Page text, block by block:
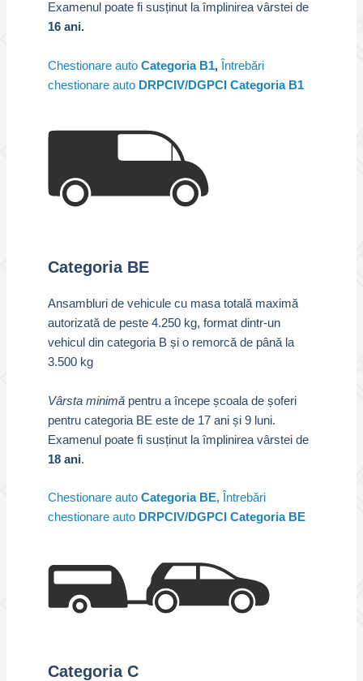
Examenul poate fi susținut la împlinirea vârstei de
16 ani.
Chestionare auto Categoria B1, Întrebări
chestionare auto DRPCIV/DGPCI Categoria B1
Categoria BE
Ansambluri de vehicule cu masa totală maximă
autorizată de peste 4.250 kg, format dintr-un
vehicul din categoria B și o remorcă de până la
3.500 kg
Vârsta minimăpentru a începe școala de șoferi
pentru categoria BE este de 17 ani și 9 luni.
Examenul poate fi susținut la împlinirea vârstei de
18 ani.
Chestionare auto Categoria BE,
Întrebări
chestionare autoDRPCIV/DGPCI Categoria BE
Categoria C